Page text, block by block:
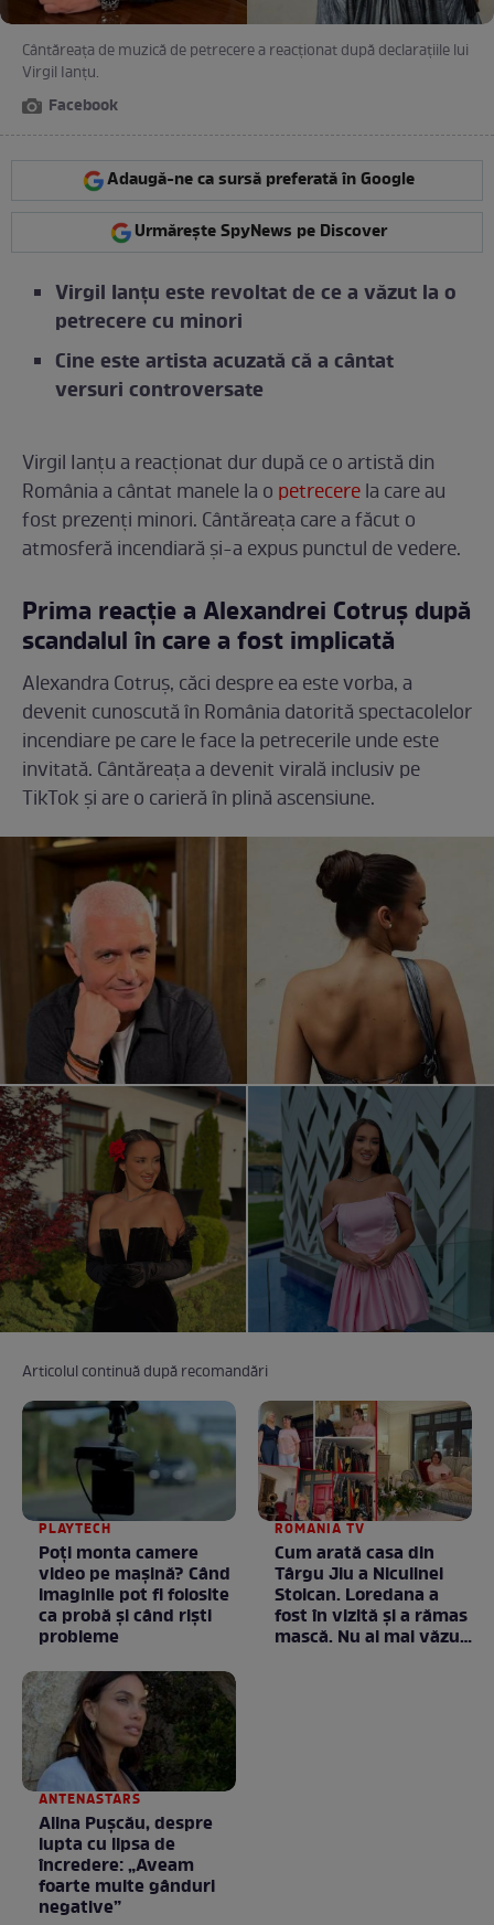
Cântăreața de muzică de petrecere a reacționat după declarațiile lui
Virgil Ianțu.
Facebook
Adaugă-ne ca sursă preferată în Google
Urmărește SpyNews pe Discover
Virgil Ianțu este revoltat de ce a văzut la o
petrecere cu minori
Cine este artista acuzată că a cântat
versuri controversate
Virgil Ianțu a reacționat dur după ce o artistă din
România a cântat manele la o petrecerela care au
fost prezenți minori. Cântăreața care a făcut o
atmosferă incendiară și-a expus punctul de vedere.
Prima reacție a Alexandrei Cotruș după
scandalul în care a fost implicată
Alexandra Cotruș, căci despre ea este vorba, a
devenit cunoscută în România datorită spectacolelor
incendiare pe care le face la petrecerile unde este
invitată. Cântăreața a devenit virală inclusiv pe
TikTok și are o carieră în plină ascensiune.
Articolul continuă după recomandări
PLAYTECH
Poți monta camere
video pe mașină? Când
imaginile pot fi folosite
ca probă și când riști
probleme
ROMANIA TV
Cum arată casa din
Târgu Jiu a Niculinei
Stoican. Loredana a
fost în vizită și a rămas
mască. Nu ai mai văzut
ANTENASTARS
Alina Pușcău, despre
lupta cu lipsa de
încredere: „Aveam
foarte multe gânduri
negative”